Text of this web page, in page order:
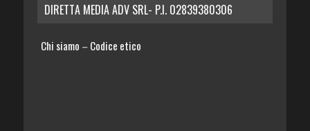
DIRETTA MEDIA ADV SRL- P.I. 02839380306
Chi siamo – Codice etico